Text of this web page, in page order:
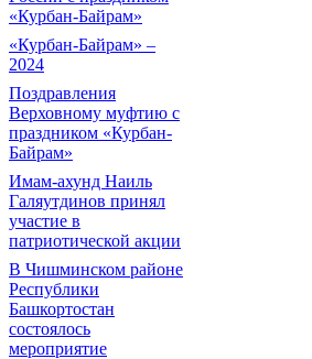
«Курбан-Байрам»
«Курбан-Байрам» –
2024
Поздравления
Верховному муфтию с
праздником «Курбан-
Байрам»
Имам-ахунд Наиль
Галяутдинов принял
участие в
патриотической акции
В Чишминском районе
Республики
Башкортостан
состоялось
мероприятие